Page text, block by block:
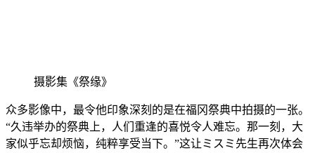
摄影集《祭缘》
众多影像中，最令他印象深刻的是在福冈祭典中拍摄的一张。
“久违举办的祭典上，人们重逢的喜悦令人难忘。那一刻，大
家似乎忘却烦恼，纯粹享受当下。”这让ミスミ先生再次体会